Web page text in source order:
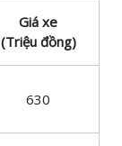
Giá xe
(Triệu đồng)
630